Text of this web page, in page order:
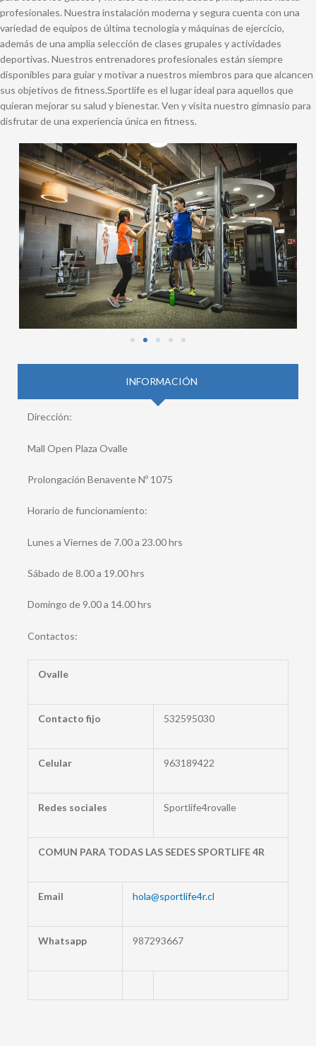
profesionales. Nuestra instalación moderna y segura cuenta con una
variedad de equipos de última tecnología y máquinas de ejercicio,
además de una amplia selección de clases grupales y actividades
deportivas. Nuestros entrenadores profesionales están siempre
disponibles para guiar y motivar a nuestros miembros para que alcancen
sus objetivos de fitness.Sportlife es el lugar ideal para aquellos que
quieran mejorar su salud y bienestar. Ven y visita nuestro gimnasio para
disfrutar de una experiencia única en fitness.
INFORMACIÓN
Dirección:
Mall Open Plaza Ovalle
Prolongación Benavente Nº 1075
Horario de funcionamiento:
Lunes a Viernes de 7.00 a 23.00 hrs
Sábado de 8.00 a 19.00 hrs
Domingo de 9.00 a 14.00 hrs
Contactos:
Ovalle
Contacto fijo 532595030
Celular 963189422
Redes sociales Sportlife4rovalle
COMUN PARA TODAS LAS SEDES SPORTLIFE 4R
Email hola@sportlife4r.cl
Whatsapp 987293667